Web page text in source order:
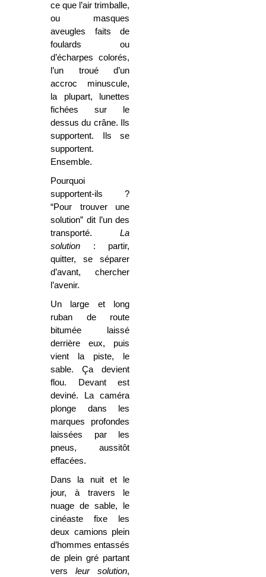
ce que l’air trimballe,
ou masques
aveugles faits de
foulards ou
d’écharpes colorés,
l’un troué d’un
accroc minuscule,
la plupart, lunettes
fichées sur le
dessus du crâne. Ils
supportent. Ils se
supportent.
Ensemble.
Pourquoi
supportent-ils ?
“Pour trouver une
solution” dit l’un des
transporté.La
solution : partir,
quitter, se séparer
d’avant, chercher
l’avenir.
Un large et long
ruban de route
bitumée laissé
derrière eux, puis
vient la piste, le
sable. Ça devient
flou. Devant est
deviné. La caméra
plonge dans les
marques profondes
laissées par les
pneus, aussitôt
effacées.
Dans la nuit et le
jour, à travers le
nuage de sable, le
cinéaste fixe les
deux camions plein
d’hommes entassés
de plein gré partant
versleur solution,